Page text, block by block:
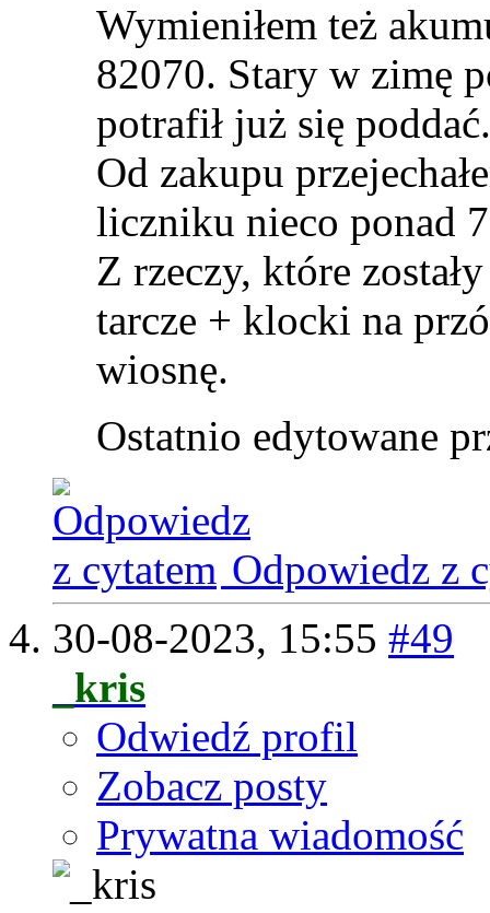
Wymieniłem też
82070. Stary w zimę
potrafił już się poddać.
Od zakupu
liczniku nieco ponad
Z rzeczy, które
tarcze + klocki na
wiosnę.
Ostatnio edytowane
Odpowiedz z
30-08-2023, 15:55 #49
_kris
Odwiedź profil
Zobacz posty
Prywatna wiadomość